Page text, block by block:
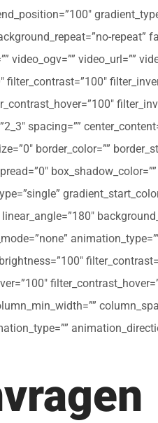
repeat”
video_url=””
spacing=””
border_color=””